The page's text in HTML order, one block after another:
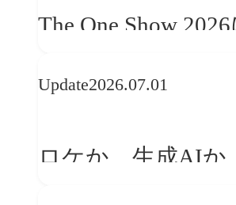
The One Show
との接点を、ブラ
Update2026.07.01
ロケか、生成AIか